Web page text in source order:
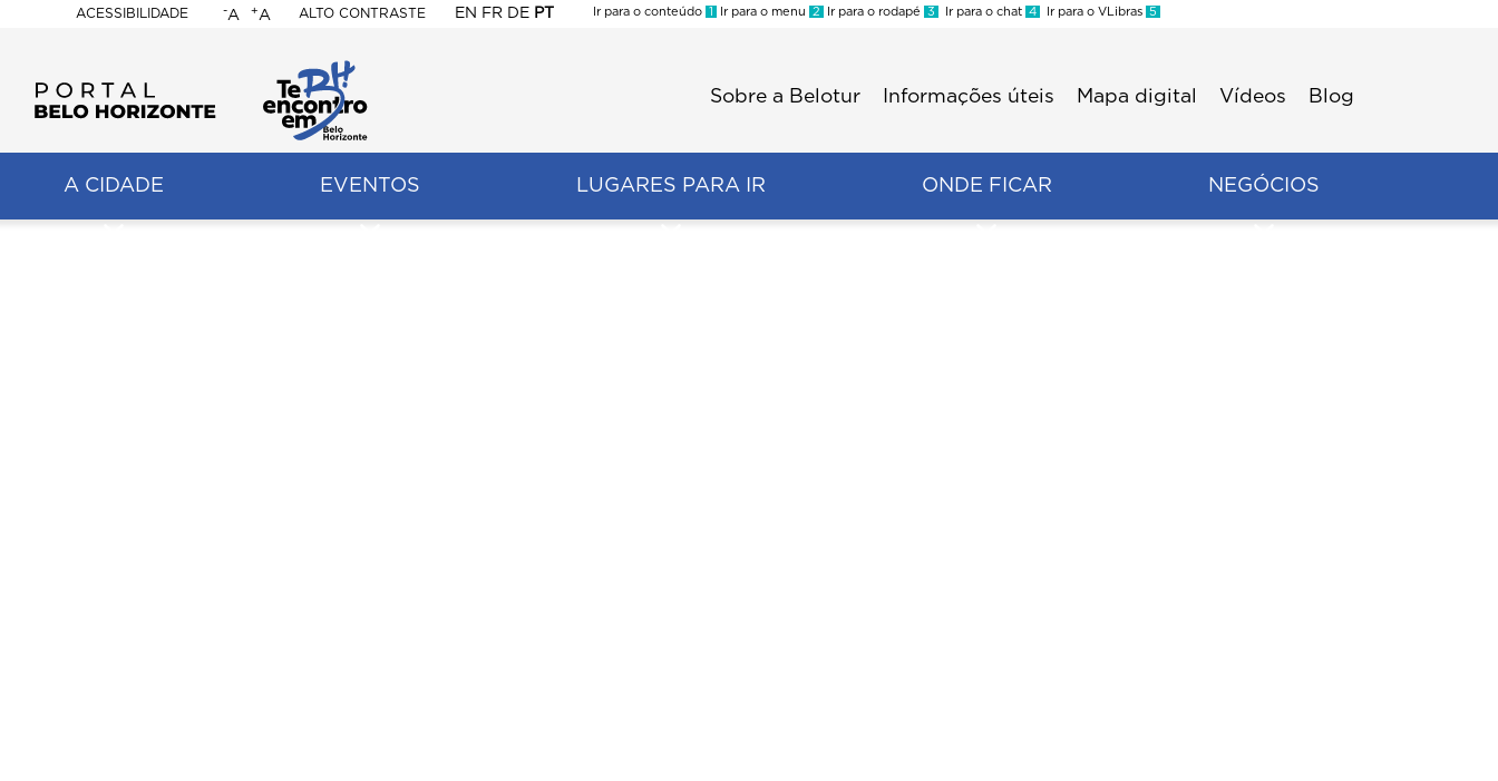
ACESSIBILIDADE
BELO
HORIZONTE
-A +A ALTO CONTRASTE EN FR DE PT
Ir para o conteúdo 1 Ir para o menu 2 Ir para o rodapé 3 Ir para o chat 4 Ir para o VLibras 5
Sobre a Belotur Informações úteis Mapa digital Vídeos Blog
A CIDADE EVENTOS LUGARES PARA IR ONDE FICAR NEGÓCIOS